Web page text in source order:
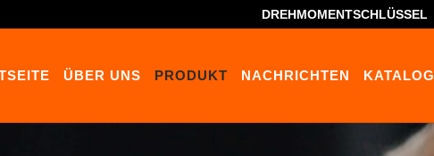
DREHMOMENTSCHLÜSSEL
ÜBER UNS PRODUKT NACHRICHTEN KATALOG